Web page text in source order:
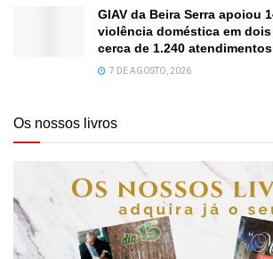
GIAV da Beira Serra apoiou
violência doméstica em
cerca de 1.240 atendimentos
7 DE AGOSTO, 2026
Os nossos livros